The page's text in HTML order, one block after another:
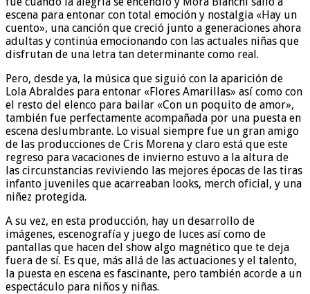
escena para entonar con total emoción y nostalgia «Hay un
cuento», una canción que creció junto a generaciones ahora
adultas y continúa emocionando con las actuales niñas que
disfrutan de una letra tan determinante como real.
Pero, desde ya, la música que siguió con la aparición de
Lola Abraldes para entonar «Flores Amarillas» así como con
el resto del elenco para bailar «Con un poquito de amor»,
también fue perfectamente acompañada por una puesta en
escena deslumbrante. Lo visual siempre fue un gran amigo
de las producciones de Cris Morena y claro está que este
regreso para vacaciones de invierno estuvo a la altura de
las circunstancias reviviendo las mejores épocas de las tiras
infanto juveniles que acarreaban looks, merch oficial, y una
niñez protegida.
A su vez, en esta producción, hay un desarrollo de
imágenes, escenografía y juego de luces así como de
pantallas que hacen del show algo magnético que te deja
fuera de sí. Es que, más allá de las actuaciones y el talento,
la puesta en escena es fascinante, pero también acorde a un
espectáculo para niños y niñas.